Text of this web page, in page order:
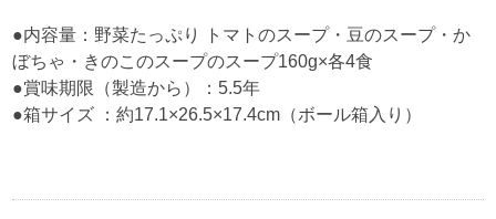
●内容量：野菜たっぷり トマトのスープ・豆のスープ・か
ぼちゃ・きのこのスープのスープ160g×各4食
●賞味期限（製造から）：5.5年
●箱サイズ ：約17.1×26.5×17.4cm（ボール箱入り）